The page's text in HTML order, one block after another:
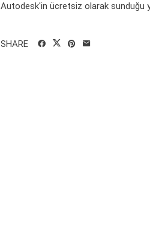
Autodesk'in ücretsiz olarak sunduğu
SHARE